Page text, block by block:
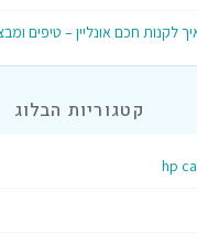
לקנות חכם אונליין – טיפים
קטגוריות הבלוג
hp